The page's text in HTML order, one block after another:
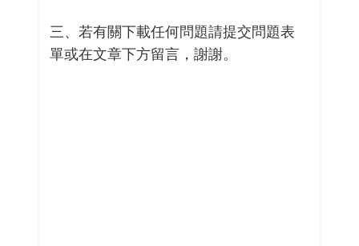
三、若有關下載任何問題請提交問題表
單或在文章下方留言，謝謝。